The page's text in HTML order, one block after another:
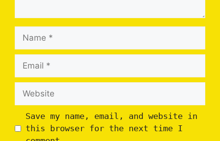
Save my name, email, and website in
this browser for the next time I